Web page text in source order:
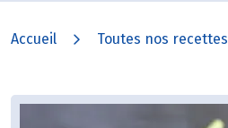
Accueil Toutes nos recettes